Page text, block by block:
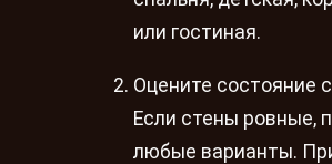
или гостиная.
Оцените состояние
Если стены ровные,
любые варианты.